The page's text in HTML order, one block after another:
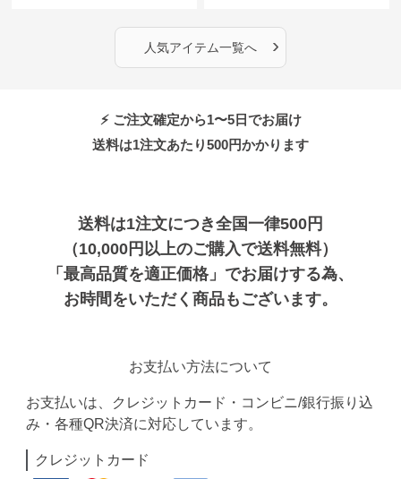
人気アイテム一覧へ ›
⚡ ご注文確定から1〜5日でお届け
送料は1注文あたり500円かかります
送料は1注文につき全国一律500円
（10,000円以上のご購入で送料無料）
「最高品質を適正価格」でお届けする為、
お時間をいただく商品もございます。
お支払い方法について
お支払いは、クレジットカード・コンビニ/銀行振り込
み・各種QR決済に対応しています。
クレジットカード